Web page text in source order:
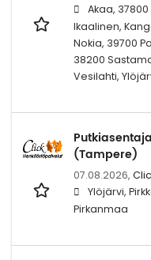
Akaa,
Ikaalinen,
Nokia, 39700
38200
Vesilahti,
(Tampere)
07.08.2026,
Ylöjärvi,
Pirkanmaa